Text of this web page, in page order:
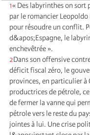
1« Des labyrinthes on sort
par le romancier
pour résoudre un conflit.
d&apos;Espagne, le
enchevêtrée ».
2Dans son offensive
déficit fiscal zéro, le
provinces, en particulier
productrices de pétrole,
de fermer la vanne qui
pétrole vers le reste du
jointes à lui. Une crise